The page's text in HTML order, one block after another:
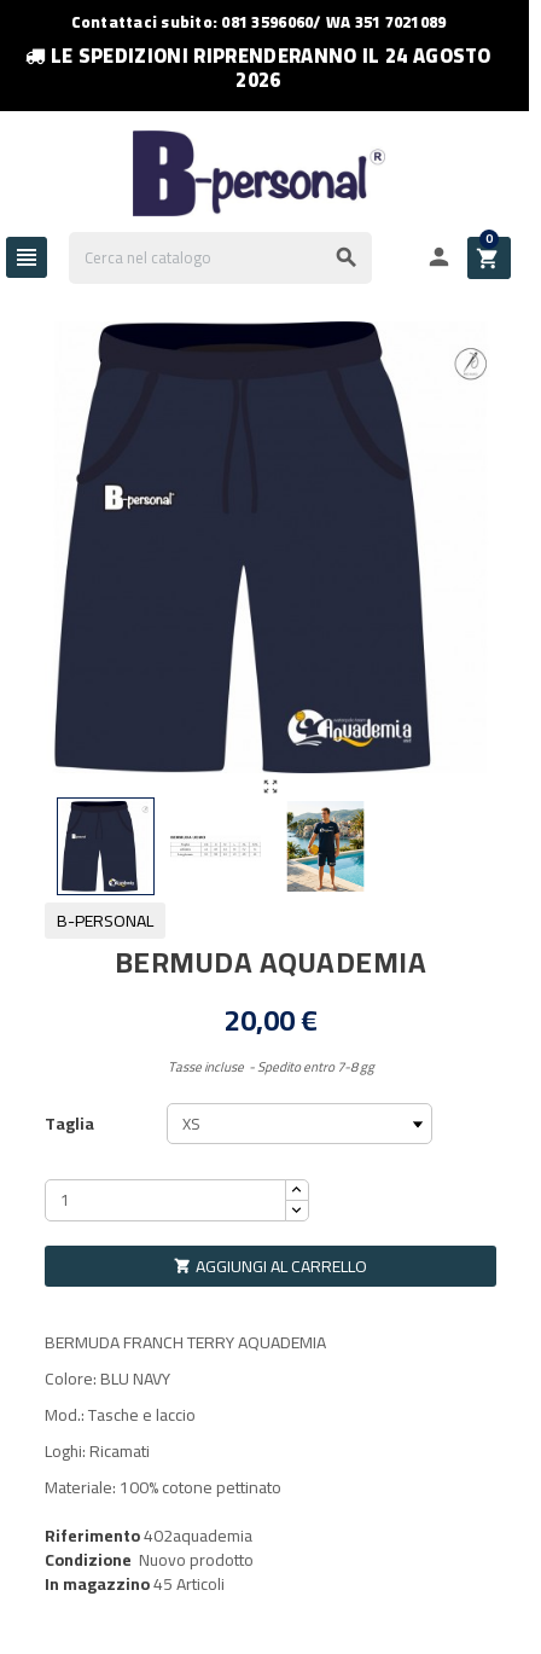
Contattaci subito: 081 3596060/ WA 351 7021089
LE SPEDIZIONI RIPRENDERANNO IL 24 AGOSTO
2026
   
0

B-PERSONAL
BERMUDA AQUADEMIA
20,00 €
Tasse incluse Spedito entro 7-8 gg
Taglia
 AGGIUNGI AL CARRELLO
BERMUDA FRANCH TERRY AQUADEMIA
Colore: BLU NAVY
Mod.: Tasche e laccio
Loghi: Ricamati
Materiale: 100% cotone pettinato
Riferimento402aquademia
Condizione Nuovo prodotto
In magazzino45 Articoli